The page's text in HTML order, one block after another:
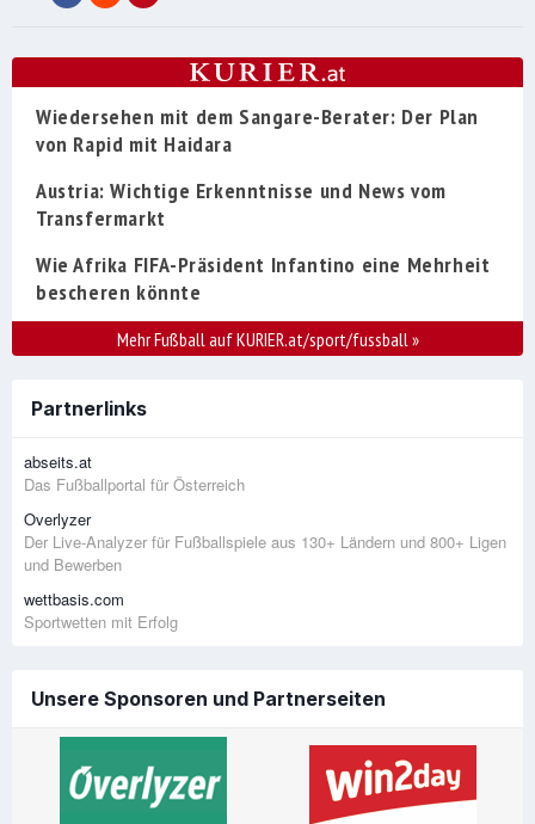
Wiedersehen mit dem Sangare-Berater: Der Plan
von Rapid mit Haidara
Austria: Wichtige Erkenntnisse und News vom
Transfermarkt
Wie Afrika FIFA-Präsident Infantino eine Mehrheit
bescheren könnte
Mehr Fußball auf KURIER.at/sport/fussball»
Partnerlinks
abseits.at
Das Fußballportal für Österreich
Overlyzer
Der Live-Analyzer für Fußballspiele aus 130+ Ländern und 800+ Ligen
und Bewerben
wettbasis.com
Sportwetten mit Erfolg
Unsere Sponsoren und Partnerseiten